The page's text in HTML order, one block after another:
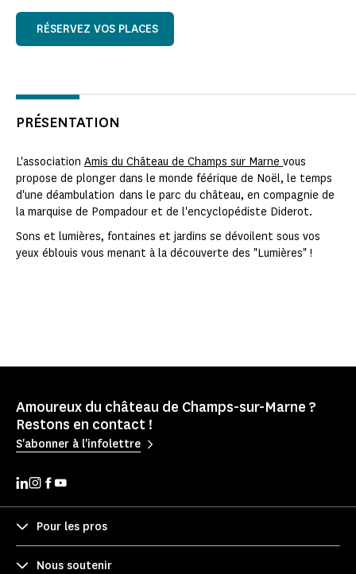
RÉSERVEZ VOS PLACES
PRÉSENTATION
L'association Amis du Château de Champs sur Marne vous
propose de plonger dans le monde féérique de Noël, le temps
d'une déambulation dans le parc du château, en compagnie de
la marquise de Pompadour et de l'encyclopédiste Diderot.
Sons et lumières, fontaines et jardins se dévoilent sous vos
yeux éblouis vous menant à la découverte des "Lumières" !
Amoureux du château de Champs-sur-Marne ?
Restons en contact !
S'abonner à l'infolettre
Pour les pros
Nous soutenir